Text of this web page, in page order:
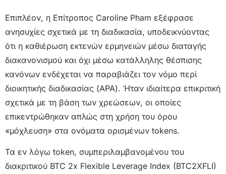
Επιπλέον, η Επίτροπος Caroline Pham εξέφρασε
ανησυχίες σχετικά με τη διαδικασία, υποδεικνύοντας
ότι η καθιέρωση εκτενών ερμηνειών μέσω διαταγής
διακανονισμού και όχι μέσω κατάλληλης θέσπισης
κανόνων ενδέχεται να παραβιάζει τον νόμο περί
διοικητικής διαδικασίας (APA). Ήταν ιδιαίτερα επικριτική
σχετικά με τη βάση των χρεώσεων, οι οποίες
επικεντρώθηκαν απλώς στη χρήση του όρου
«μόχλευση» στα ονόματα ορισμένων tokens.
Τα εν λόγω token, συμπεριλαμβανομένου του
διακριτικού BTC 2x Flexible Leverage Index (BTC2XFLI)